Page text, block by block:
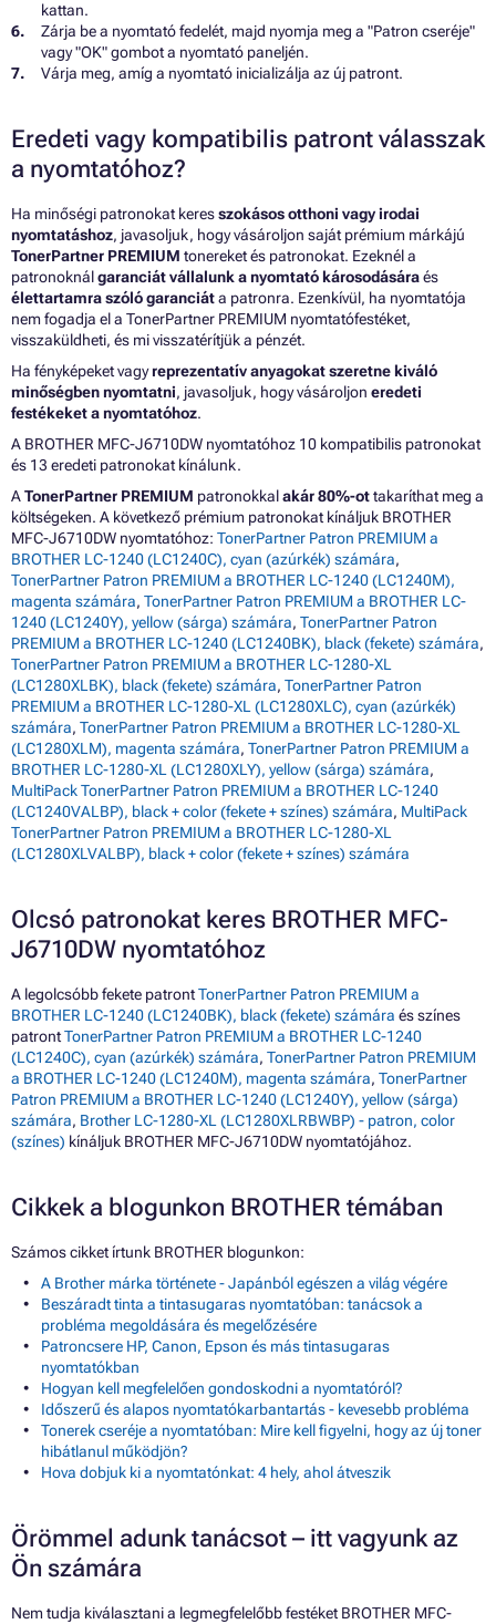
kattan.
Zárja be a nyomtató fedelét, majd nyomja meg a "Patron cseréje"
vagy "OK" gombot a nyomtató paneljén.
Várja meg, amíg a nyomtató inicializálja az új patront.
Eredeti vagy kompatibilis patront válasszak
a nyomtatóhoz?
Ha minőségi patronokat keresszokásos otthoni vagy irodai
nyomtatáshoz, javasoljuk, hogy vásároljon saját prémium márkájú
TonerPartner PREMIUM tonereket és patronokat. Ezeknél a
patronoknálgaranciát vállalunk a nyomtató károsodásáraés
élettartamra szóló garanciáta patronra. Ezenkívül, ha nyomtatója
nem fogadja el a TonerPartner PREMIUM nyomtatófestéket,
visszaküldheti, és mi visszatérítjük a pénzét.
Ha fényképeket vagyreprezentatív anyagokat szeretne kiváló
minőségben nyomtatni, javasoljuk, hogy vásároljon eredeti
festékeket a nyomtatóhoz.
A BROTHER MFC-J6710DW nyomtatóhoz 10 kompatibilis patronokat
és 13 eredeti patronokat kínálunk.
ATonerPartner PREMIUM patronokkalakár 80%-ottakaríthat meg a
költségeken. A következő prémium patronokat kínáljuk BROTHER
MFC-J6710DW nyomtatóhoz: TonerPartner Patron PREMIUM a
BROTHER LC-1240 (LC1240C), cyan (azúrkék) számára,
TonerPartner Patron PREMIUM a BROTHER LC-1240 (LC1240M),
magenta számára, TonerPartner Patron PREMIUM a BROTHER LC-
1240 (LC1240Y), yellow (sárga) számára, TonerPartner Patron
PREMIUM a BROTHER LC-1240 (LC1240BK), black (fekete) számára,
TonerPartner Patron PREMIUM a BROTHER LC-1280-XL
(LC1280XLBK), black (fekete) számára, TonerPartner Patron
PREMIUM a BROTHER LC-1280-XL (LC1280XLC), cyan (azúrkék)
számára, TonerPartner Patron PREMIUM a BROTHER LC-1280-XL
(LC1280XLM), magenta számára, TonerPartner Patron PREMIUM a
BROTHER LC-1280-XL (LC1280XLY), yellow (sárga) számára,
MultiPack TonerPartner Patron PREMIUM a BROTHER LC-1240
(LC1240VALBP), black + color (fekete + színes) számára, MultiPack
TonerPartner Patron PREMIUM a BROTHER LC-1280-XL
(LC1280XLVALBP), black + color (fekete + színes) számára
Olcsó patronokat keres BROTHER MFC-
J6710DW nyomtatóhoz
A legolcsóbb fekete patrontTonerPartner Patron PREMIUM a
BROTHER LC-1240 (LC1240BK), black (fekete) számára és színes
patrontTonerPartner Patron PREMIUM a BROTHER LC-1240
(LC1240C), cyan (azúrkék) számára, TonerPartner Patron PREMIUM
a BROTHER LC-1240 (LC1240M), magenta számára, TonerPartner
Patron PREMIUM a BROTHER LC-1240 (LC1240Y), yellow (sárga)
számára, Brother LC-1280-XL (LC1280XLRBWBP) - patron, color
(színes) kínáljuk BROTHER MFC-J6710DW nyomtatójához.
Cikkek a blogunkon BROTHER témában
Számos cikket írtunk BROTHER blogunkon:
A Brother márka története - Japánból egészen a világ végére
Beszáradt tinta a tintasugaras nyomtatóban: tanácsok a
probléma megoldására és megelőzésére
Patroncsere HP, Canon, Epson és más tintasugaras
nyomtatókban
Hogyan kell megfelelően gondoskodni a nyomtatóról?
Időszerű és alapos nyomtatókarbantartás - kevesebb probléma
Tonerek cseréje a nyomtatóban: Mire kell figyelni, hogy az új toner
hibátlanul működjön?
Hova dobjuk ki a nyomtatónkat: 4 hely, ahol átveszik
Örömmel adunk tanácsot – itt vagyunk az
Ön számára
Nem tudja kiválasztani a legmegfelelőbb festéket BROTHER MFC-